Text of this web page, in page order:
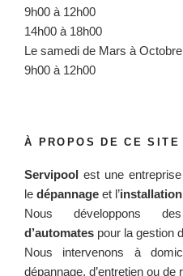
9h00 à 12h00
14h00 à 18h00
Le samedi de Mars à
9h00 à 12h00
À PROPOS DE CE SITE
Servipool est une
le dépannage et l’
Nous développons
d’automates pour la gestion
Nous intervenons à
dépannage, d’entretien ou de